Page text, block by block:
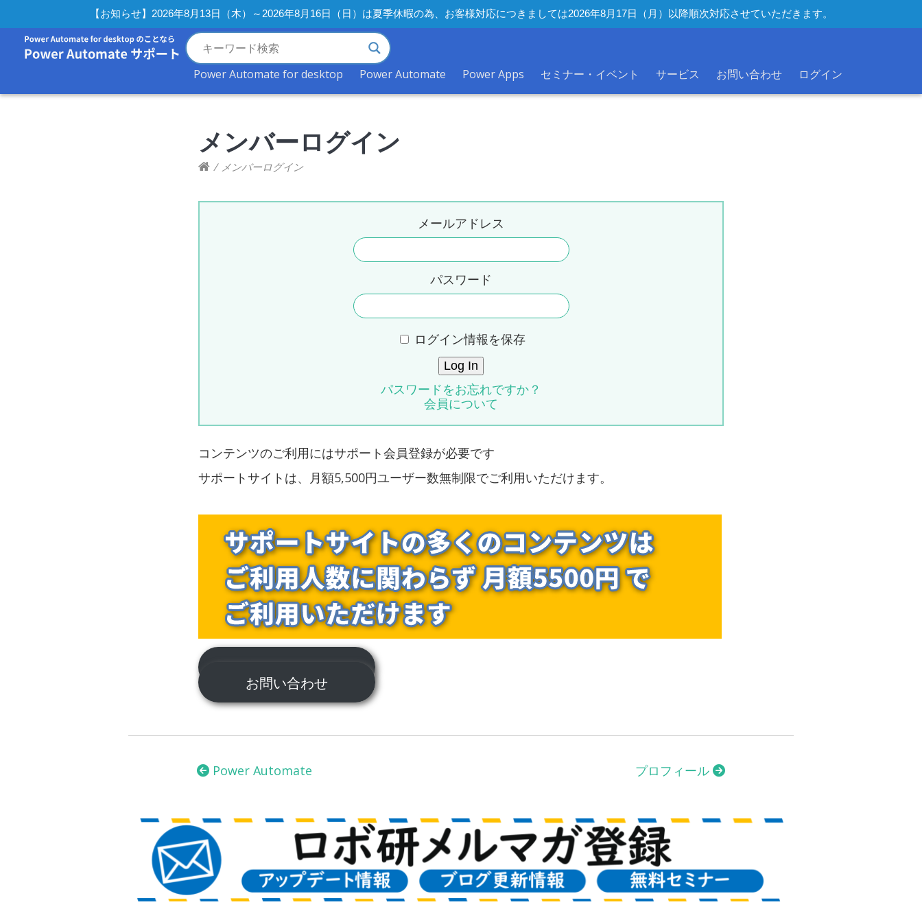
【お知らせ】2026年8月13日（木）～2026年8月16日（日）は夏季休暇の為、お客様対応につきましては2026年8月17日（月）以降順次対応させていただきます。
Power Automate for desktop Power Automate Power Apps セミナー・イベント サービス お問い合わせ ログイン
メンバーログイン
/ メンバーログイン
メールアドレス
パスワード
ログイン情報を保存
パスワードをお忘れですか？
会員について
コンテンツのご利用にはサポート会員登録が必要です
サポートサイトは、月額5,500円ユーザー数無制限でご利用いただけます。
お問い合わせ
ョ
Power Automate プロフィール